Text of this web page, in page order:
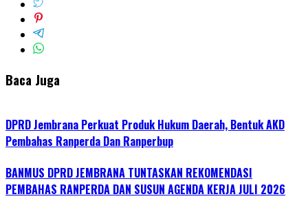
Baca Juga
DPRD Jembrana Perkuat Produk Hukum Daerah, Bentuk AKD
Pembahas Ranperda Dan Ranperbup
BANMUS DPRD JEMBRANA TUNTASKAN REKOMENDASI
PEMBAHAS RANPERDA DAN SUSUN AGENDA KERJA JULI 2026